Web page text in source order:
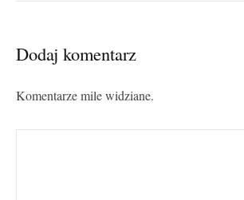
Dodaj komentarz
Komentarze mile widziane.